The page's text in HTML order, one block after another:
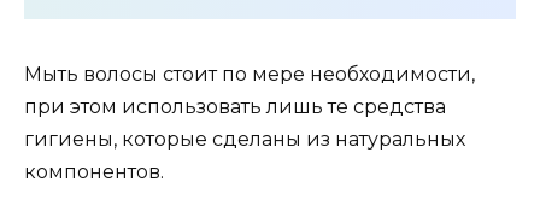
Мыть волосы стоит по мере необходимости,
при этом использовать лишь те средства
гигиены, которые сделаны из натуральных
компонентов.